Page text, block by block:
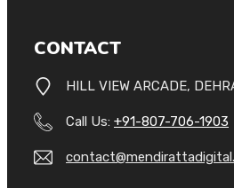
CONTACT
HILL VIEW ARCADE,
Call Us: +91-807-706-1903